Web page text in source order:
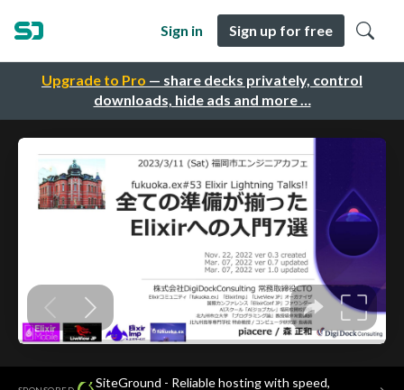
Upgrade to Pro — share decks privately, control
downloads, hide ads and more …
Sign in Sign up for free
SiteGround - Reliable hosting with speed,